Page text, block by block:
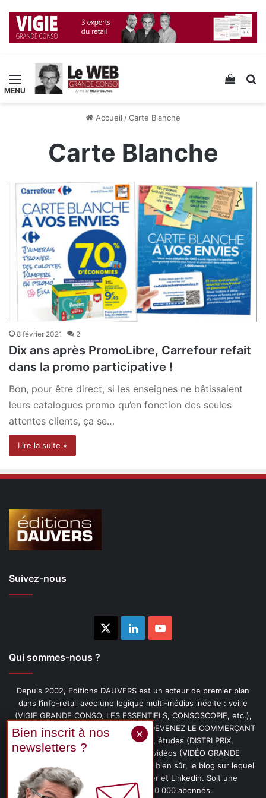
Menu Voir
Accueil / Carte Blanche
Carte Blanche
8 février 2021 2
Dix ans après PromoLibre, Carrefour refait
dans la promo participative !
Bon, pour être direct, si les enseignes ne bâtissaient
leurs catalogues promo qu’en fonction des seules
attentes clients, ça se…
Lire la suite »
Suivez-nous
LinkedinYouTube
Qui sommes-nous ?
Depuis 2002, Editions DAUVERS est un acteur de premier plan
dans l’info-retail avec une logique multi-médias inédite : veille
(VIGIE GRANDE CONSO, LES ESSENTIELS, CONSOSCOPIE, etc.),
livres (PENSER-CLIENT, IMAGE-PRIX, DEVENEZ LE COMMERÇANT
PRÉFÉRÉ DE VOS CLIENTS, etc.), études (DISTRI PRIX,
PROMOFLASH, DRIVE INSIGHTS), vidéos (VIDÉO GRANDE
CONSO), podcasts (CAFÉ CONSO) et, bien sûr, le blog sur lequel
vous êtes, ainsi que les fils Twitter et Linkedin. Soit une
communauté de plus de 150 000 abonnés.